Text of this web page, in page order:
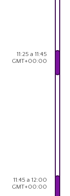
11:25 a 11:45
GMT+00:00
11:45 a 12:00
GMT+00:00